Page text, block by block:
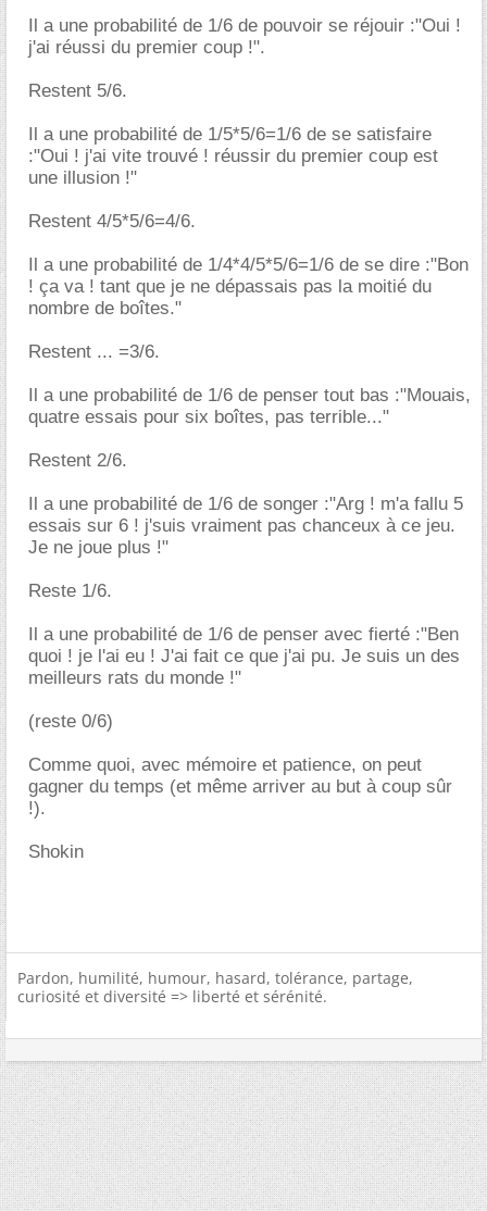
Il a une probabilité de 1/6 de pouvoir se réjouir :"Oui !
j'ai réussi du premier coup !".
Restent 5/6.
Il a une probabilité de 1/5*5/6=1/6 de se satisfaire
:"Oui ! j'ai vite trouvé ! réussir du premier coup est
une illusion !"
Restent 4/5*5/6=4/6.
Il a une probabilité de 1/4*4/5*5/6=1/6 de se dire :"Bon
! ça va ! tant que je ne dépassais pas la moitié du
nombre de boîtes."
Restent ... =3/6.
Il a une probabilité de 1/6 de penser tout bas :"Mouais,
quatre essais pour six boîtes, pas terrible..."
Restent 2/6.
Il a une probabilité de 1/6 de songer :"Arg ! m'a fallu 5
essais sur 6 ! j'suis vraiment pas chanceux à ce jeu.
Je ne joue plus !"
Reste 1/6.
Il a une probabilité de 1/6 de penser avec fierté :"Ben
quoi ! je l'ai eu ! J'ai fait ce que j'ai pu. Je suis un des
meilleurs rats du monde !"
(reste 0/6)
Comme quoi, avec mémoire et patience, on peut
gagner du temps (et même arriver au but à coup sûr
!).
Shokin
Pardon, humilité, humour, hasard, tolérance, partage,
curiosité et diversité => liberté et sérénité.